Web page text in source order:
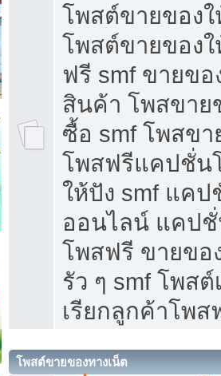
โพสต์ขายของ
โพสต์ขายของ
ฟรี smf ขายข
สินค้า โพสขาย
ซื้อ smf โพสข
โพสฟรีแคปชั่น
ให้ปัง smf แค
ออนไลน์ แคป
โพสฟรี ขายขอ
รัว ๆ smf โพส
เรียกลูกค้าโพส
โพสต์ขายของทางเน็ต